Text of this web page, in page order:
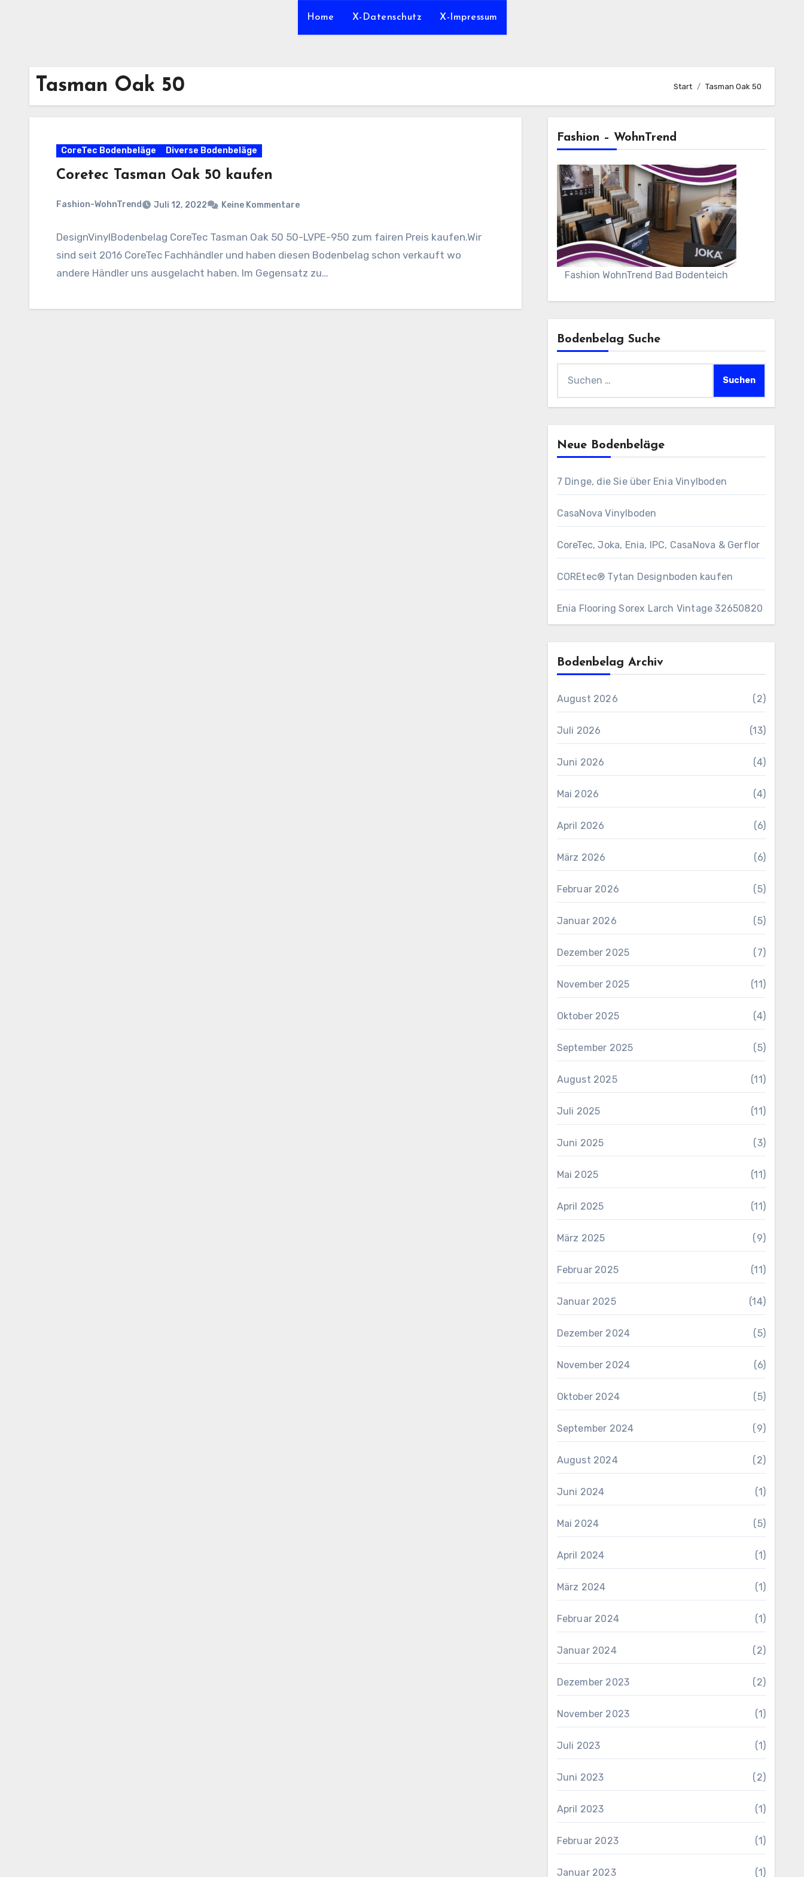
Home X-Datenschutz X-Impressum
Tasman Oak 50 Start Tasman Oak 50
CoreTec Bodenbeläge Diverse Bodenbeläge
Coretec Tasman Oak 50 kaufen
Fashion-WohnTrend Juli 12, 2022 Keine Kommentare
DesignVinylBodenbelag CoreTec Tasman Oak 50 50-LVPE-950 zum fairen Preis kaufen.Wir
sind seit 2016 CoreTec Fachhändler und haben diesen Bodenbelag schon verkauft wo
andere Händler uns ausgelacht haben. Im Gegensatz zu…
Fashion – WohnTrend
Fashion WohnTrend Bad Bodenteich
Bodenbelag Suche
nach:
Neue Bodenbeläge
7 Dinge, die Sie über Enia Vinylboden
CasaNova Vinylboden
CoreTec, Joka, Enia, IPC, CasaNova & Gerflor
COREtec® Tytan Designboden kaufen
Enia Flooring Sorex ​Larch Vintage 32650820
Bodenbelag Archiv
August 2026 (2)
Juli 2026 (13)
Juni 2026 (4)
Mai 2026 (4)
April 2026 (6)
März 2026 (6)
Februar 2026 (5)
Januar 2026 (5)
Dezember 2025 (7)
November 2025 (11)
Oktober 2025 (4)
September 2025 (5)
August 2025 (11)
Juli 2025 (11)
Juni 2025 (3)
Mai 2025 (11)
April 2025 (11)
März 2025 (9)
Februar 2025 (11)
Januar 2025 (14)
Dezember 2024 (5)
November 2024 (6)
Oktober 2024 (5)
September 2024 (9)
August 2024 (2)
Juni 2024 (1)
Mai 2024 (5)
April 2024 (1)
März 2024 (1)
Februar 2024 (1)
Januar 2024 (2)
Dezember 2023 (2)
November 2023 (1)
Juli 2023 (1)
Juni 2023 (2)
April 2023 (1)
Februar 2023 (1)
Januar 2023 (1)